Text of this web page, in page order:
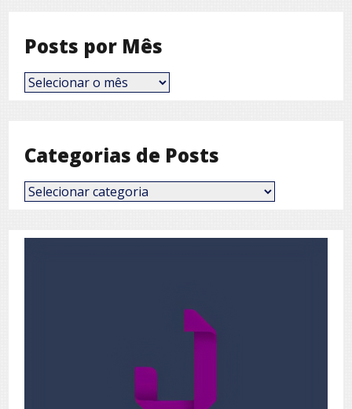
Posts por Mês
Posts
por
Categorias de Posts
Categorias
de